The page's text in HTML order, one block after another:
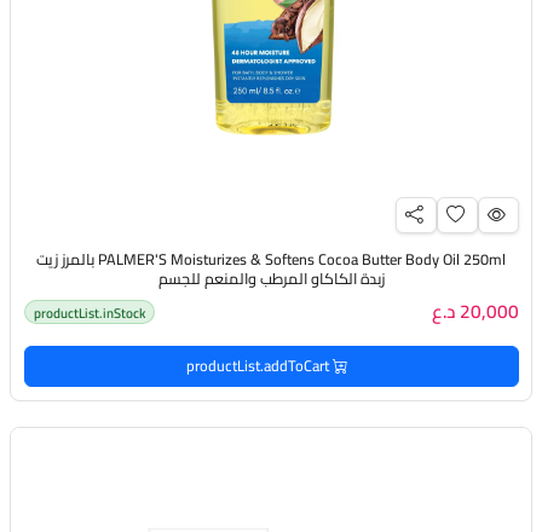
PALMER'S Moisturizes & Softens Cocoa Butter Body Oil 250ml بالمرز زيت
زبدة الكاكاو المرطب والمنعم للجسم
20,000 د.ع productList.inStock
productList.addToCart